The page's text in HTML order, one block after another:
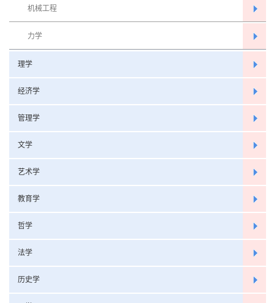
机械工程
力学
理学
经济学
管理学
文学
艺术学
教育学
哲学
法学
历史学